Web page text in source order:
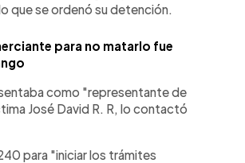
que se ordenó su detención.
para no matarlo fue
como "representante de
José David R. R, lo contactó
para "iniciar los trámites